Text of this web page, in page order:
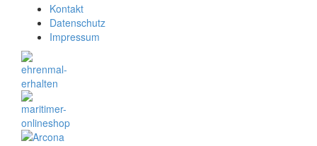
Kontakt
Datenschutz
Impressum